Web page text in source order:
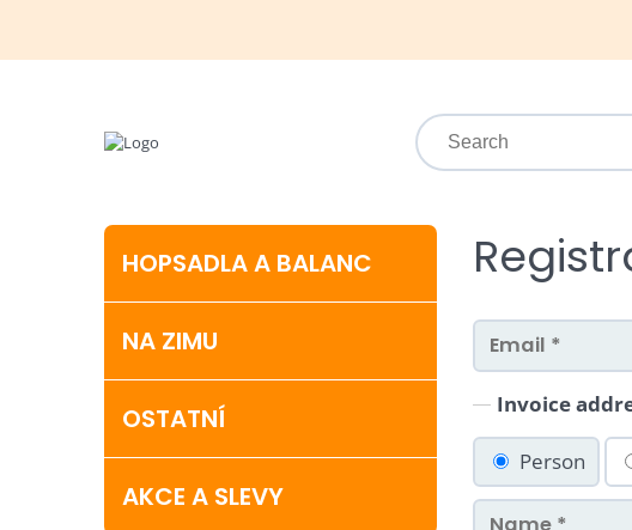
HOPSADLA A BALANC
NA ZIMU
OSTATNÍ
AKCE A SLEVY
Invoice
Person